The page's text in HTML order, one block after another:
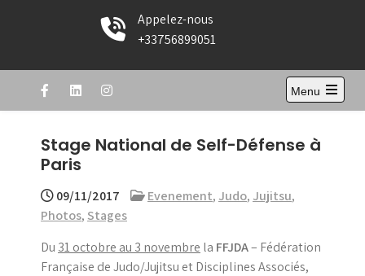
Appelez-nous
+33756899051
Menu
Open
menu
Stage National de Self-Défense à
Paris
09/11/2017 Evenement, Judo, Jujitsu,
Photos, Stages
Du 31 octobre au 3 novembre la FFJDA– Fédération
Française de Judo/Jujitsu et Disciplines Associés,